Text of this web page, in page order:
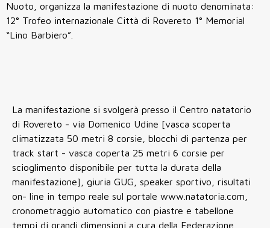
Nuoto, organizza la manifestazione di nuoto denominata:
12° Trofeo internazionale Città di Rovereto 1° Memorial
“Lino Barbiero”.
La manifestazione si svolgerà presso il Centro natatorio
di Rovereto - via Domenico Udine [vasca scoperta
climatizzata 50 metri 8 corsie, blocchi di partenza per
track start - vasca coperta 25 metri 6 corsie per
scioglimento disponibile per tutta la durata della
manifestazione], giuria GUG, speaker sportivo, risultati
on- line in tempo reale sul portale www.natatoria.com,
cronometraggio automatico con piastre e tabellone
tempi di grandi dimensioni a cura della Federazione